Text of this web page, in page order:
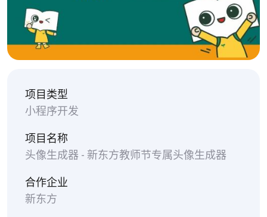
项目类型
小程序开发
项目名称
头像生成器 - 新东方教师节专属头像生成器
合作企业
新东方